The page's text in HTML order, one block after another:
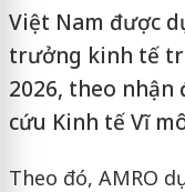
Việt Nam được
trưởng kinh tế
2026, theo nhận
cứu Kinh tế Vĩ
Theo đó, AMRO